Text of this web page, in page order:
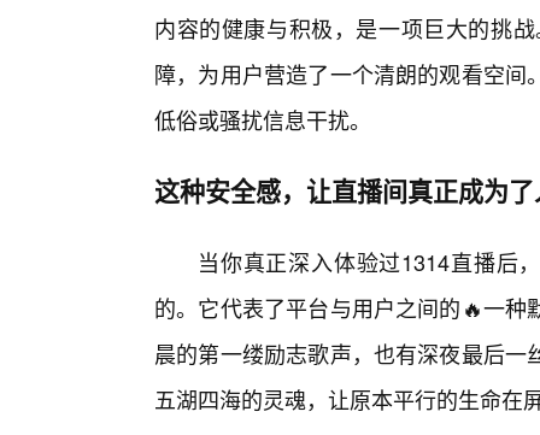
内容的健康与积极，是一项巨大的挑
障，为用户营造了一个清朗的观看空
低俗或骚扰信息干扰。
这种安全感，让直播间真正成为
当你真正深入体验过1314直播后
的。它代表了平台与用户之间的🔥一
晨的第一缕励志歌声，也有深夜最后
五湖四海的灵魂，让原本平行的生命在